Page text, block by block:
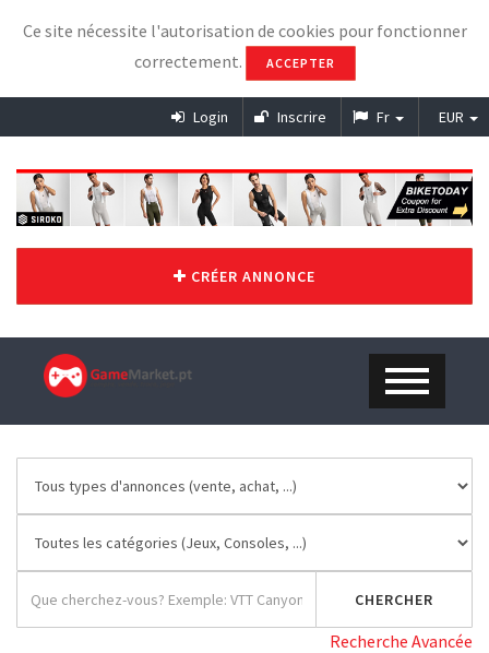
Ce site nécessite l'autorisation de cookies pour fonctionner
correctement.
ACCEPTER
Login Inscrire Fr EUR
CRÉER ANNONCE
Recherche Avancée